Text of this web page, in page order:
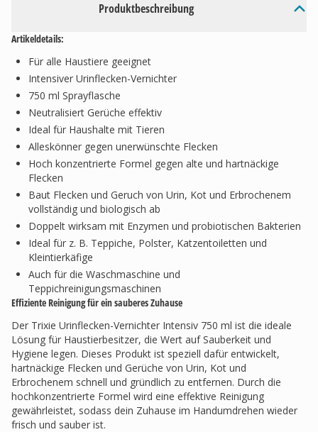
Produktbeschreibung
Artikeldetails:
Für alle Haustiere geeignet
Intensiver Urinflecken-Vernichter
750 ml Sprayflasche
Neutralisiert Gerüche effektiv
Ideal für Haushalte mit Tieren
Alleskönner gegen unerwünschte Flecken
Hoch konzentrierte Formel gegen alte und hartnäckige
Flecken
Baut Flecken und Geruch von Urin, Kot und Erbrochenem
vollständig und biologisch ab
Doppelt wirksam mit Enzymen und probiotischen Bakterien
Ideal für z. B. Teppiche, Polster, Katzentoiletten und
Kleintierkäfige
Auch für die Waschmaschine und
Teppichreinigungsmaschinen
Effiziente Reinigung für ein sauberes Zuhause
Der Trixie Urinflecken-Vernichter Intensiv 750 ml ist die ideale
Lösung für Haustierbesitzer, die Wert auf Sauberkeit und
Hygiene legen. Dieses Produkt ist speziell dafür entwickelt,
hartnäckige Flecken und Gerüche von Urin, Kot und
Erbrochenem schnell und gründlich zu entfernen. Durch die
hochkonzentrierte Formel wird eine effektive Reinigung
gewährleistet, sodass dein Zuhause im Handumdrehen wieder
frisch und sauber ist.